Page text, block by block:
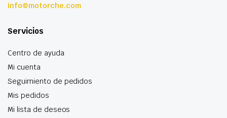
info@motorche.com
Servicios
Centro de ayuda
Mi cuenta
Seguimiento de pedidos
Mis pedidos
Mi lista de deseos